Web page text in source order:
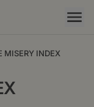
MISERY INDEX